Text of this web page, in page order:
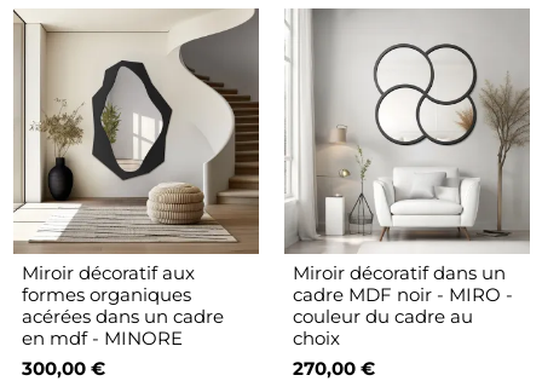
Miroir décoratif aux
formes organiques
acérées dans un cadre
en mdf - MINORE
300,00 €
Miroir décoratif dans un
cadre MDF noir - MIRO -
couleur du cadre au
choix
270,00 €